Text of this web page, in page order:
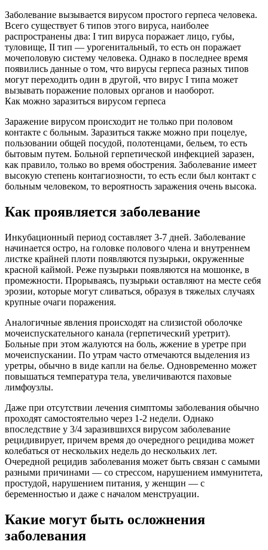
Заболевание вызывается вирусом простого герпеса человека.
Всего существует 6 типов этого вируса, наиболее
распространены два: I тип вируса поражает лицо, губы,
туловище, II тип — урогенитальный, то есть он поражает
мочеполовую систему человека. Однако в последнее время
появились данные о том, что вирусы герпеса разных типов
могут переходить один в другой, что вирус I типа может
вызывать поражение половых органов и наоборот.
Как можно заразиться вирусом герпеса
Заражение вирусом происходит не только при половом
контакте с больным. Заразиться также можно при поцелуе,
пользовании общей посудой, полотенцами, бельем, то есть
бытовым путем. Больной герпетической инфекцией заразен,
как правило, только во время обострения. Заболевание имеет
высокую степень контагиозности, то есть если был контакт с
больным человеком, то вероятность заражения очень высока.
Как проявляется заболевание
Инкубационный период составляет 3-7 дней. Заболевание
начинается остро, на головке полового члена и внутреннем
листке крайней плоти появляются пузырьки, окруженные
красной каймой. Реже пузырьки появляются на мошонке, в
промежности. Прорываясь, пузырьки оставляют на месте себя
эрозии, которые могут сливаться, образуя в тяжелых случаях
крупные очаги поражения.
Аналогичные явления происходят на слизистой оболочке
мочеиспускательного канала (герпетический уретрит).
Больные при этом жалуются на боль, жжение в уретре при
мочеиспускании. По утрам часто отмечаются выделения из
уретры, обычно в виде капли на белье. Одновременно может
повышаться температура тела, увеличиваются паховые
лимфоузлы.
Даже при отсутствии лечения симптомы заболевания обычно
проходят самостоятельно через 1-2 недели. Однако
впоследствие у 3/4 заразившихся вирусом заболевание
рецидивирует, причем время до очередного рецидива может
колебаться от нескольких недель до нескольких лет.
Очередной рецидив заболевания может быть связан с самыми
разными причинами — со стрессом, нарушением иммунитета,
простудой, нарушением питания, у женщин — с
беременностью и даже с началом менструации.
Какие могут быть осложнения
заболевания